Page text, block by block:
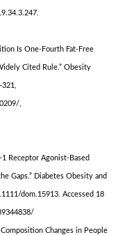
Is One-Fourth Fat-Free
Cited Rule.” Obesity
,
Receptor Agonist‐Based
Gaps.” Diabetes Obesity and
dom.15913. Accessed 18
Changes in People